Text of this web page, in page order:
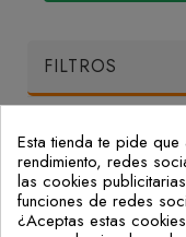
FILTROS
Mi Cuenta
Nuestras Oficinas
Esta tienda te pide
rendimiento, redes
las cookies
funciones de redes
¿Aceptas estas